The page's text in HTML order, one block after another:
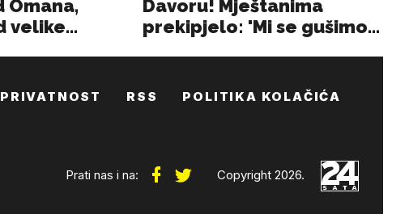
PRIVATNOST RSS POLITIKA KOLAČIĆA
Prati nas i na: Copyright 2026.